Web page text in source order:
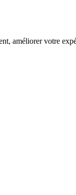
améliorer votre